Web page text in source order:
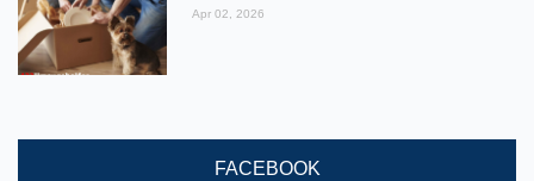
Apr 02, 2026
FACEBOOK